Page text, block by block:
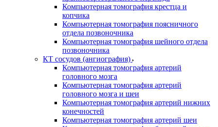
Компьютерная томография крестца и
копчика
Компьютерная томография поясничного
отдела позвоночника
Компьютерная томография шейного отдела
позвоночника
КТ сосудов (ангиография)
Компьютерная томография артерий
головного мозга
Компьютерная томография артерий
головного мозга и шеи
Компьютерная томография артерий нижних
конечностей
Компьютерная томография артерий шеи